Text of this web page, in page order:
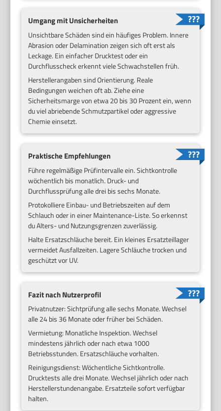
Umgang mit Unsicherheiten
Unsichtbare Schäden sind ein häufiges Problem. Innere
Abrasion oder Delamination zeigen sich oft erst als
Leckage. Ein einfacher Drucktest oder ein
Durchflusscheck erkennt viele Schwachstellen früh.
Herstellerangaben sind Orientierung. Reale
Bedingungen weichen oft ab. Ziehe eine
Sicherheitsmarge von etwa 20 bis 30 Prozent ein, wenn
du viel abriebende Schmutzpartikel oder aggressive
Chemie einsetzt.
Praktische Empfehlungen
Führe regelmäßige Prüfintervalle ein. Sichtkontrolle
wöchentlich bis monatlich. Druck- und
Durchflussprüfung alle drei bis sechs Monate.
Protokolliere Einbau- und Betriebszeiten auf dem
Schlauch oder in einer Maintenance-Liste. So erkennst
du Alters- und Nutzungsgrenzen zuverlässig.
Halte Ersatzschläuche bereit. Ein kleines Ersatzteillager
vermeidet Ausfallzeiten. Lagere Schläuche trocken und
geschützt vor UV.
Fazit nach Nutzerprofil
Privatnutzer: Sichtprüfung alle sechs Monate. Wechsel
alle 24 bis 36 Monate oder früher bei Schäden.
Vermietung: Monatliche Inspektion. Wechsel
mindestens jährlich oder nach etwa 1000
Betriebsstunden. Ersatzschläuche vorhalten.
Reinigungsdienst: Wöchentliche Sichtkontrolle.
Drucktests alle drei Monate. Wechsel jährlich oder nach
Herstellerstundenangabe. Ersatzteile sofort verfügbar
halten.